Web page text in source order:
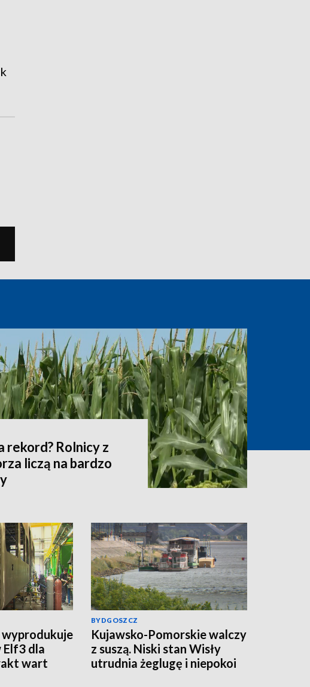
rekord? Rolnicy z
liczą na bardzo
wyprodukuje
Elf3 dla
wart
BYDGOSZCZ
Kujawsko-Pomorskie walczy
z suszą. Niski stan Wisły
utrudnia żeglugę i niepokoi